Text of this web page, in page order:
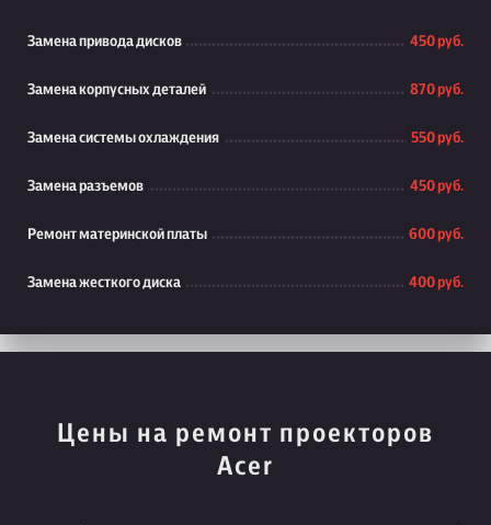
Замена привода дисков 450 руб.
Замена корпусных деталей 870 руб.
Замена системы охлаждения 550 руб.
Замена разъемов 450 руб.
Ремонт материнской платы 600 руб.
Замена жесткого диска 400 руб.
Цены на ремонт проекторов
Acer